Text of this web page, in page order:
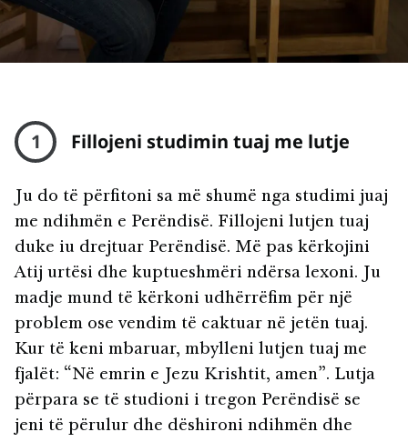
1 Fillojeni studimin tuaj me lutje
Ju do të përfitoni sa më shumë nga studimi juaj
me ndihmën e Perëndisë. Fillojeni lutjen tuaj
duke iu drejtuar Perëndisë. Më pas kërkojini
Atij urtësi dhe kuptueshmëri ndërsa lexoni. Ju
madje mund të kërkoni udhërrëfim për një
problem ose vendim të caktuar në jetën tuaj.
Kur të keni mbaruar, mbylleni lutjen tuaj me
fjalët: “Në emrin e Jezu Krishtit, amen”. Lutja
përpara se të studioni i tregon Perëndisë se
jeni të përulur dhe dëshironi ndihmën dhe